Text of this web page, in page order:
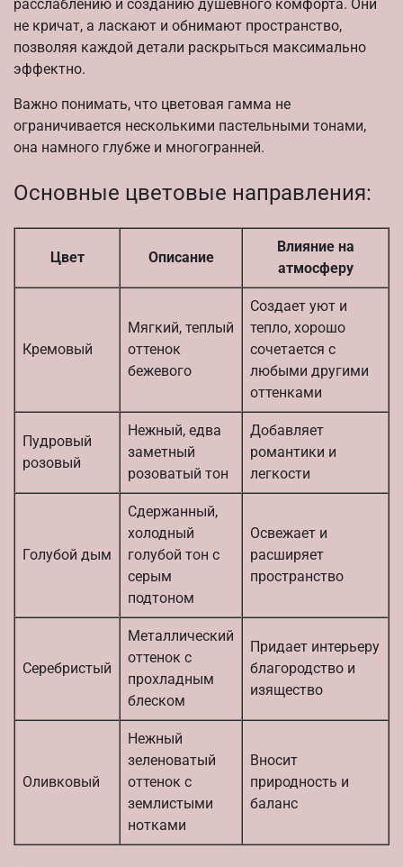
расслаблению и созданию душевного комфорта. Они
не кричат, а ласкают и обнимают пространство,
позволяя каждой детали раскрыться максимально
эффектно.
Важно понимать, что цветовая гамма не
ограничивается несколькими пастельными тонами,
она намного глубже и многогранней.
Основные цветовые направления:
Цвет Описание
Влияние на
атмосферу
Кремовый
Мягкий, теплый
оттенок
бежевого
Создает уют и
тепло, хорошо
сочетается с
любыми другими
оттенками
Пудровый
розовый
Нежный, едва
заметный
розоватый тон
Добавляет
романтики и
легкости
Голубой дым
Сдержанный,
холодный
голубой тон с
серым
подтоном
Освежает и
расширяет
пространство
Серебристый
Металлический
оттенок с
прохладным
блеском
Придает интерьеру
благородство и
изящество
Оливковый
Нежный
зеленоватый
оттенок с
землистыми
нотками
Вносит
природность и
баланс